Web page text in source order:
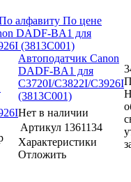
алфавиту По цене
DADF-BA1 для
(3813C001)
Автоподатчик Canon
DADF-BA1 для
C3720I/C3822I/C3926I
(3813C001)
Нет в наличии
Артикул 1361134
Характеристики
Отложить